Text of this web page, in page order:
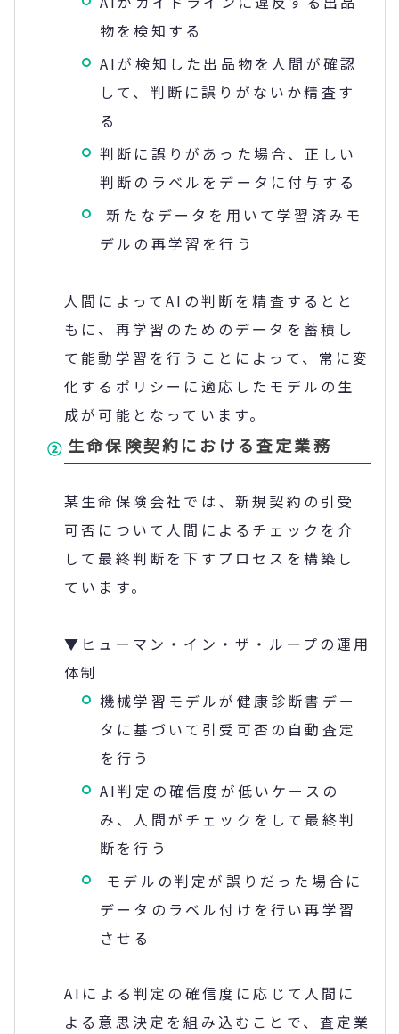
物を検知する
AIが検知した出品物を人間が確認
して、判断に誤りがないか精査す
る
判断に誤りがあった場合、正しい
判断のラベルをデータに付与する
新たなデータを用いて学習済みモ
デルの再学習を行う
人間によってAIの判断を精査するとと
もに、再学習のためのデータを蓄積し
て能動学習を行うことによって、常に変
化するポリシーに適応したモデルの生
成が可能となっています。
生命保険契約における査定業務
某生命保険会社では、新規契約の引受
可否について人間によるチェックを介
して最終判断を下すプロセスを構築し
ています。
▼ヒューマン・イン・ザ・ループの運用
体制
機械学習モデルが健康診断書デー
タに基づいて引受可否の自動査定
を行う
AI判定の確信度が低いケースの
み、人間がチェックをして最終判
断を行う
モデルの判定が誤りだった場合に
データのラベル付けを行い再学習
させる
AIによる判定の確信度に応じて人間に
よる意思決定を組み込むことで、査定業